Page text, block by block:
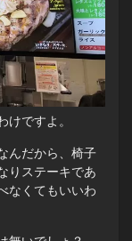
ですよ。
んだから、椅子
りステーキであ
なくてもいいわ